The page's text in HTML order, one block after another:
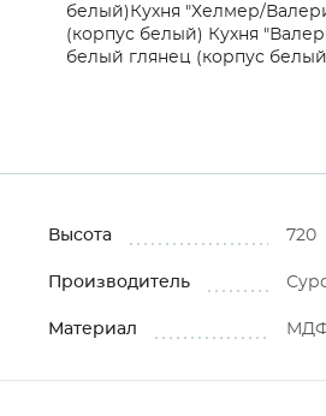
белый) Кухня "Хелмер/
(корпус белый) Кухня
белый глянец (корпус
Высота 720
Производитель
Материал